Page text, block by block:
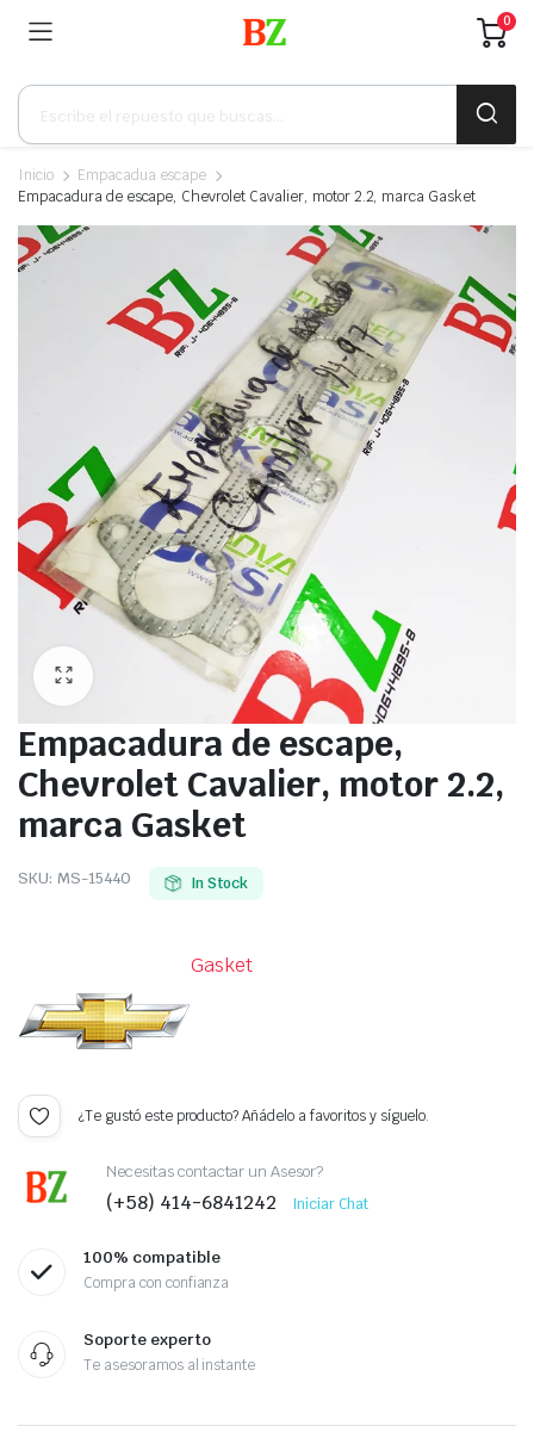
0
Búsqueda
productos
Inicio
Empacadua escape
Empacadura de escape, Chevrolet Cavalier, motor 2.2, marca Gasket
Empacadura de escape,
Chevrolet Cavalier, motor 2.2,
marca Gasket
SKU: MS-15440 In Stock
Gasket
¿Te gustó este producto? Añádelo a favoritos y síguelo.
Necesitas contactar un Asesor?
(+58) 414-6841242 Iniciar Chat
100% compatible
Compra con confianza
Soporte experto
Te asesoramos al instante